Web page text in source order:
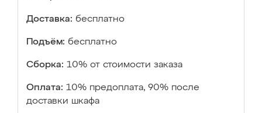
Доставка: бесплатно
Подъём: бесплатно
Сборка: 10% от стоимости заказа
Оплата: 10% предоплата, 90% после
доставки шкафа